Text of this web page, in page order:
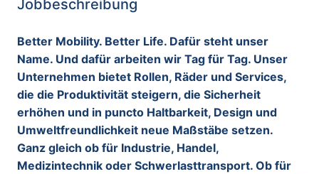
Jobbeschreibung
Better Mobility. Better Life. Dafür steht unser
Name. Und dafür arbeiten wir Tag für Tag. Unser
Unternehmen bietet Rollen, Räder und Services,
die die Produktivität steigern, die Sicherheit
erhöhen und in puncto Haltbarkeit, Design und
Umweltfreundlichkeit neue Maßstäbe setzen.
Ganz gleich ob für Industrie, Handel,
Medizintechnik oder Schwerlasttransport. Ob für